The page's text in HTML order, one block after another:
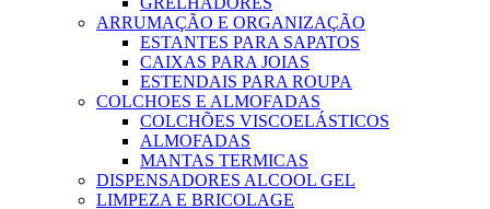
ARRUMAÇÃO E ORGANIZAÇÃO
ESTANTES PARA SAPATOS
CAIXAS PARA JOIAS
ESTENDAIS PARA ROUPA
COLCHOES E ALMOFADAS
COLCHÕES VISCOELÁSTICOS
ALMOFADAS
MANTAS TERMICAS
DISPENSADORES ALCOOL GEL
LIMPEZA E BRICOLAGE